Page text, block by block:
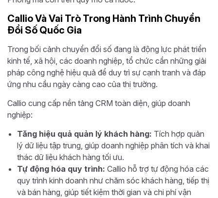
Callio Và Vai Trò Trong Hành Trình Chuyển
Đổi Số Quốc Gia
Trong bối cảnh chuyển đổi số đang là động lực phát triển
kinh tế, xã hội, các doanh nghiệp, tổ chức cần những giải
pháp công nghệ hiệu quả để duy trì sự cạnh tranh và đáp
ứng nhu cầu ngày càng cao của thị trường.
Callio cung cấp nền tảng CRM toàn diện, giúp doanh
nghiệp:
Tăng hiệu quả quản lý khách hàng: Tích hợp quản
lý dữ liệu tập trung, giúp doanh nghiệp phân tích và khai
thác dữ liệu khách hàng tối ưu.
Tự động hóa quy trình: Callio hỗ trợ tự động hóa các
quy trình kinh doanh như chăm sóc khách hàng, tiếp thị
và bán hàng, giúp tiết kiệm thời gian và chi phí vận